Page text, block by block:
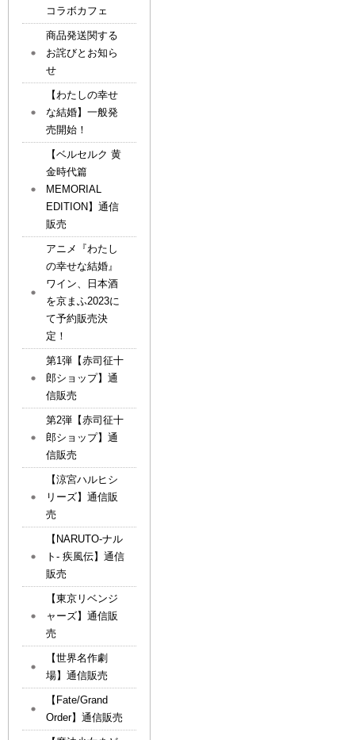
コラボカフェ
商品発送関する
お詫びとお知ら
せ
【わたしの幸せ
な結婚】一般発
売開始！
【ベルセルク 黄
金時代篇
MEMORIAL
EDITION】通信
販売
アニメ『わたし
の幸せな結婚』
ワイン、日本酒
を京まふ2023に
て予約販売決
定！
第1弾【赤司征十
郎ショップ】通
信販売
第2弾【赤司征十
郎ショップ】通
信販売
【涼宮ハルヒシ
リーズ】通信販
売
【NARUTO-ナル
ト- 疾風伝】通信
販売
【東京リベンジ
ャーズ】通信販
売
【世界名作劇
場】通信販売
【Fate/Grand
Order】通信販売